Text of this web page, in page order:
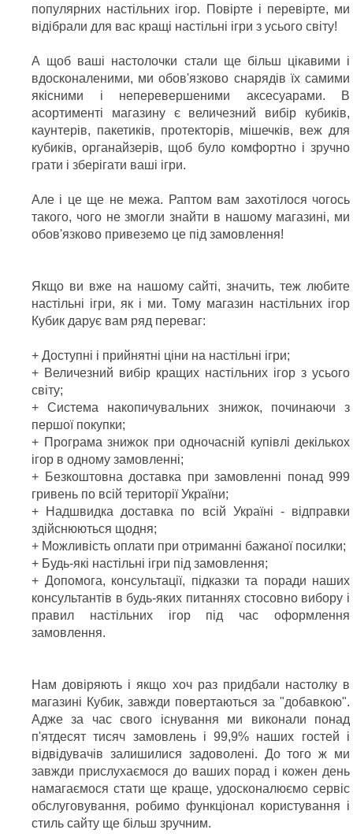
популярних настільних ігор. Повірте і перевірте, ми
відібрали для вас кращі настільні ігри з усього світу!
А щоб ваші настолочки стали ще більш цікавими і
вдосконаленими, ми обов'язково снарядів їх самими
якісними і неперевершеними аксесуарами. В
асортименті магазину є величезний вибір кубиків,
каунтерів, пакетиків, протекторів, мішечків, веж для
кубиків, органайзерів, щоб було комфортно і зручно
грати і зберігати ваші ігри.
Але і це ще не межа. Раптом вам захотілося чогось
такого, чого не змогли знайти в нашому магазині, ми
обов'язково привеземо це під замовлення!
Якщо ви вже на нашому сайті, значить, теж любите
настільні ігри, як і ми. Тому магазин настільних ігор
Кубик дарує вам ряд переваг:
+ Доступні і прийнятні ціни на настільні ігри;
+ Величезний вибір кращих настільних ігор з усього
світу;
+ Система накопичувальних знижок, починаючи з
першої покупки;
+ Програма знижок при одночасній купівлі декількох
ігор в одному замовленні;
+ Безкоштовна доставка при замовленні понад 999
гривень по всій території України;
+ Надшвидка доставка по всій Україні - відправки
здійснюються щодня;
+ Можливість оплати при отриманні бажаної посилки;
+ Будь-які настільні ігри під замовлення;
+ Допомога, консультації, підказки та поради наших
консультантів в будь-яких питаннях стосовно вибору і
правил настільних ігор під час оформлення
замовлення.
Нам довіряють і якщо хоч раз придбали настолку в
магазині Кубик, завжди повертаються за "добавкою".
Адже за час свого існування ми виконали понад
п'ятдесят тисяч замовлень і 99,9% наших гостей і
відвідувачів залишилися задоволені. До того ж ми
завжди прислухаємося до ваших порад і кожен день
намагаємося стати ще краще, удосконалюємо сервіс
обслуговування, робимо функціонал користування і
стиль сайту ще більш зручним.